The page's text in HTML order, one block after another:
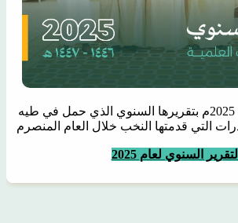
اختتمت النخب عام 2025م بتقريرها السنوي الذي حمل في طيه
التقرير السنوي لعام 2025